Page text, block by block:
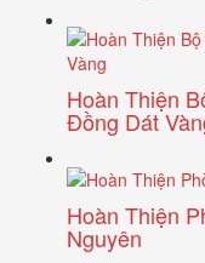
Hoàn Thiện
Đồng Dát
Hoàn Thiện
Nguyên